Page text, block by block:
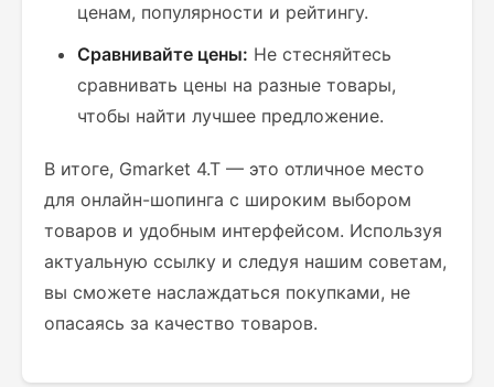
ценам, популярности и рейтингу.
Сравнивайте цены: Не стесняйтесь
сравнивать цены на разные товары,
чтобы найти лучшее предложение.
В итоге, Gmarket 4.T — это отличное место
для онлайн-шопинга с широким выбором
товаров и удобным интерфейсом. Используя
актуальную ссылку и следуя нашим советам,
вы сможете наслаждаться покупками, не
опасаясь за качество товаров.